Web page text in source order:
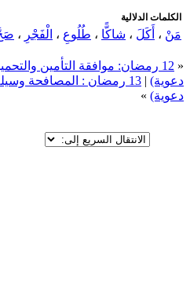
الكلمات الدلالية
مَنْ ، أَكَلَ ، شاكًّا ، طُلُوعِ ، الْفَجْرِ ،
«
12 رمضان: موافقة التأمين
دعوية) |
13 رمضان : المصافحة
دعوية) »